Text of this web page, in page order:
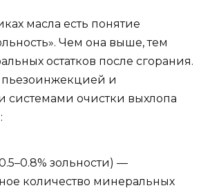
масла есть понятие
Чем она выше, тем
остатков после сгорания.
и
очистки выхлопа
зольности) —
количество минеральных